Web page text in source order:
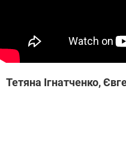
Тетяна Ігнатченко,